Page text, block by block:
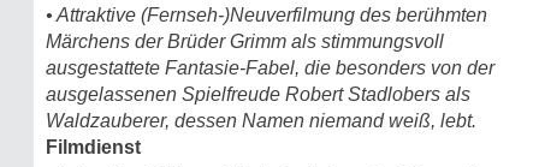
• Attraktive (Fernseh-)Neuverfilmung des berühmten
Märchens der Brüder Grimm als stimmungsvoll
ausgestattete Fantasie-Fabel, die besonders von der
ausgelassenen Spielfreude Robert Stadlobers als
Waldzauberer, dessen Namen niemand weiß, lebt.
Filmdienst